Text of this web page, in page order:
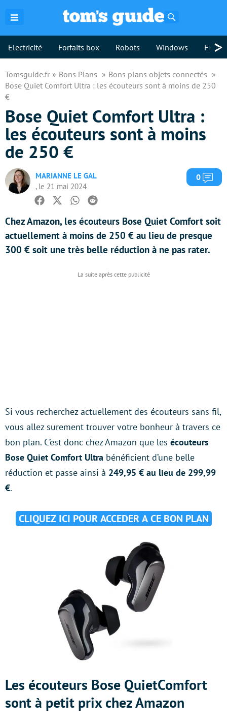
Electricité Forfaits box Robots Windows >
Tomsguide.fr Bons Plans
Bons plans objets connectés
Bose Quiet Comfort Ultra : les écouteurs sont à moins de 250
€
Bose Quiet Comfort Ultra :
les écouteurs sont à moins
de 250 €
MARIANNE LE GAL
, le 21 mai 2024
0
Facebook
TwitterWhatsapp
Reddit
Chez Amazon, les écouteurs Bose Quiet Comfort soit
actuellement à moins de 250 € au lieu de presque
300 € soit une très belle réduction à ne pas rater.
Si vous recherchez actuellement des écouteurs sans fil,
vous allez surement trouver votre bonheur à travers ce
bon plan. C’est donc chez Amazon que les écouteurs
Bose Quiet Comfort Ultra bénéficient d’une belle
réduction et passe ainsi à 249,95 € au lieu de 299,99
€.
CLIQUEZ ICI POUR ACCEDER A CE BON PLAN
Les écouteurs Bose QuietComfort
sont à petit prix chez Amazon